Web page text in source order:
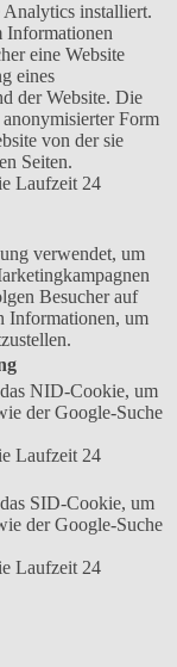
installiert.
Informationen
eine Website
eines
der Website. Die
Form
von der sie
Seiten.
Laufzeit 24
verwendet, um
Besucher auf
Informationen, um
NID-Cookie, um
der Google-Suche
Laufzeit 24
SID-Cookie, um
der Google-Suche
Laufzeit 24